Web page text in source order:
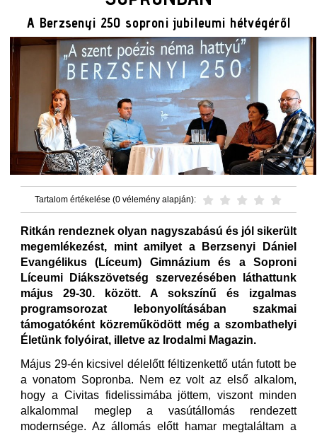
A Berzsenyi 250 soproni jubileumi hétvégéről
Tartalom értékelése (0 vélemény alapján):
Ritkán rendeznek olyan nagyszabású és jól sikerült
megemlékezést, mint amilyet a Berzsenyi Dániel
Evangélikus (Líceum) Gimnázium és a Soproni
Líceumi Diákszövetség szervezésében láthattunk
május 29-30. között. A sokszínű és izgalmas
programsorozat lebonyolításában szakmai
támogatóként közreműködött még a szombathelyi
Életünk folyóirat, illetve az Irodalmi Magazin.
Május 29-én kicsivel délelőtt féltizenkettő után futott be
a vonatom Sopronba. Nem ez volt az első alkalom,
hogy a Civitas fidelissimába jöttem, viszont minden
alkalommal meglep a vasútállomás rendezett
modernsége. Az állomás előtt hamar megtaláltam a